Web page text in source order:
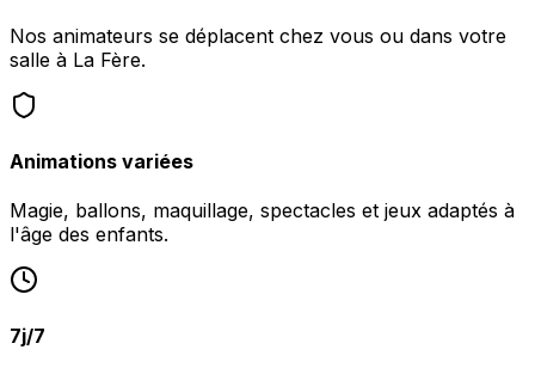
Nos animateurs se déplacent chez vous ou dans votre
salle à La Fère.
Animations variées
Magie, ballons, maquillage, spectacles et jeux adaptés à
l'âge des enfants.
7j/7